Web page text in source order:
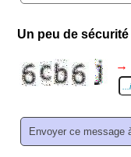
Un peu de sécurité
→